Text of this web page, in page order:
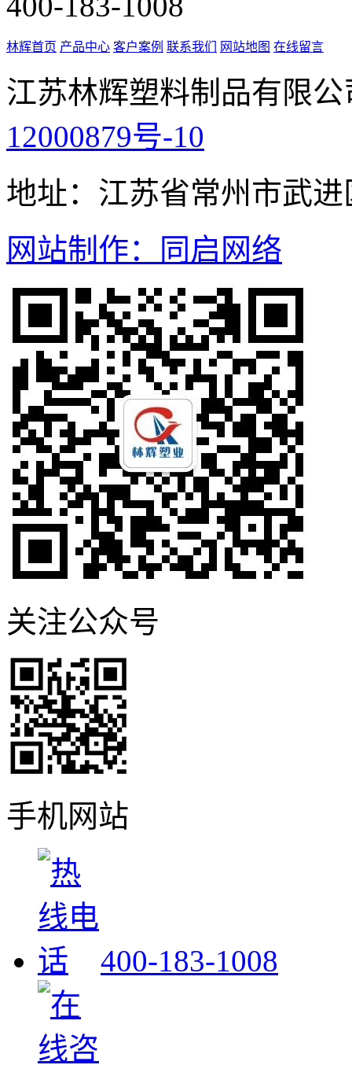
林辉首页 产品中心 客户案例 联系我们 网站地图 在线留言
江苏林辉塑料制品有限
12000879号-10
地址：江苏省常州市武
网站制作：同启网络
关注公众号
手机网站
400-183-1008